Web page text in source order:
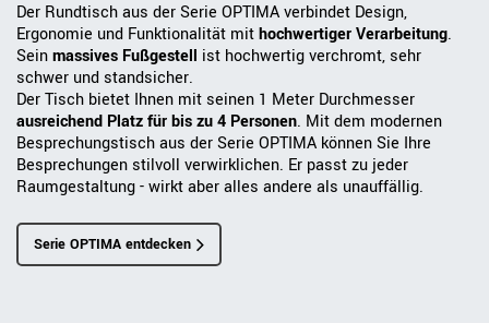
Der Rundtisch aus der Serie OPTIMA verbindet Design,
Ergonomie und Funktionalität mithochwertiger Verarbeitung.
Seinmassives Fußgestell ist hochwertig verchromt, sehr
schwer und standsicher.
Der Tisch bietet Ihnen mit seinen 1 Meter Durchmesser
ausreichend Platz für bis zu 4 Personen. Mit dem modernen
Besprechungstisch aus der Serie OPTIMA können Sie Ihre
Besprechungen stilvoll verwirklichen. Er passt zu jeder
Raumgestaltung - wirkt aber alles andere als unauffällig.
Serie OPTIMA entdecken